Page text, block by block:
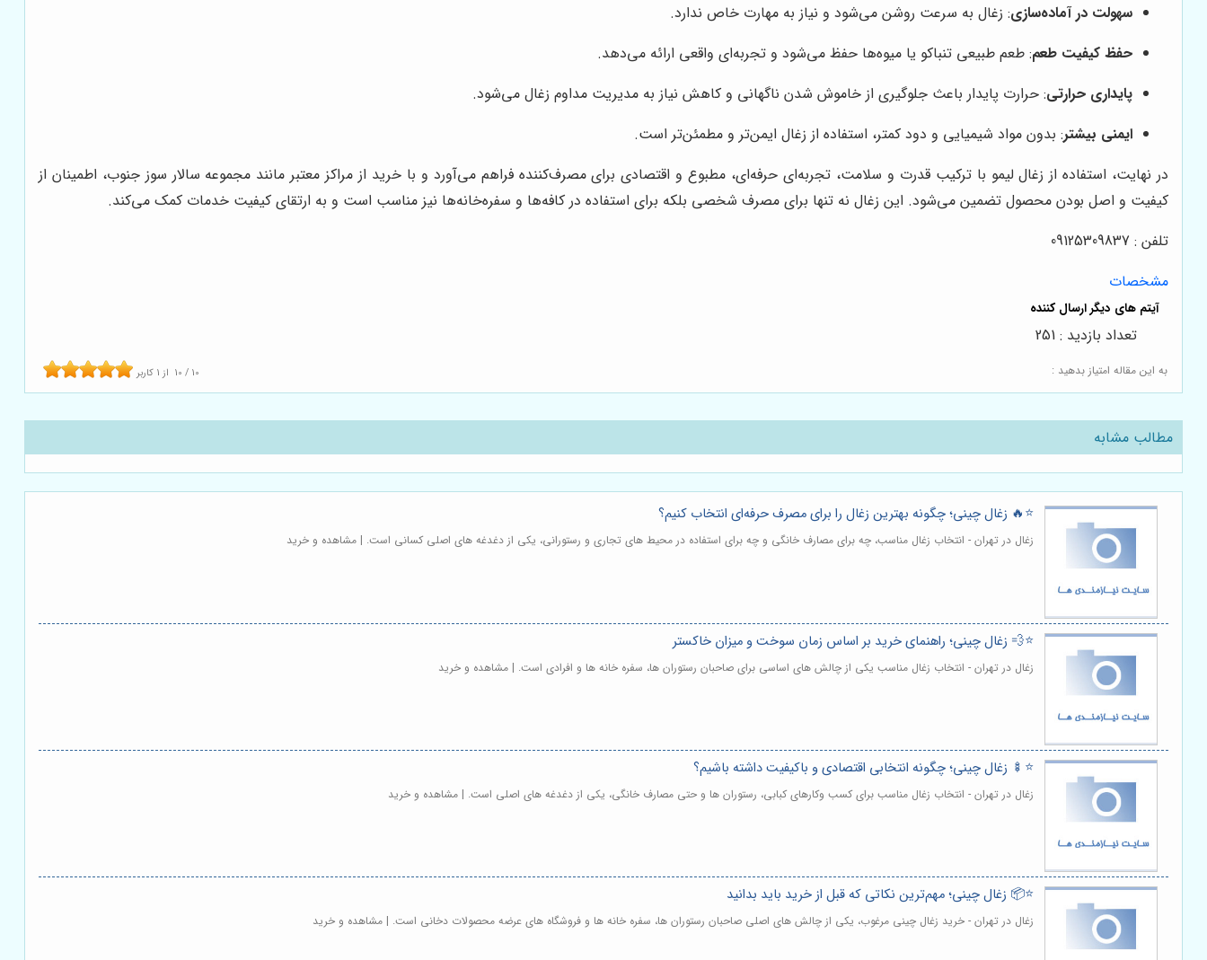
سهولت در آماده‌سازی: زغال به سرعت روشن می‌شود و نیاز به مهارت خاص ندارد.
حفظ کیفیت طعم: طعم طبیعی تنباکو یا میوه‌ها حفظ می‌شود و تجربه‌ای واقعی ارائه می‌دهد.
پایداری حرارتی: حرارت پایدار باعث جلوگیری از خاموش شدن ناگهانی و کاهش نیاز به مدیریت مداوم زغال می‌شود.
ایمنی بیشتر: بدون مواد شیمیایی و دود کمتر، استفاده از زغال ایمن‌تر و مطمئن‌تر است.
در نهایت، استفاده از زغال لیمو با ترکیب قدرت و سلامت، تجربه‌ای حرفه‌ای، مطبوع و اقتصادی برای مصرف‌کننده فراهم می‌آورد و با خرید از مراکز معتبر مانند مجموعه سالار سوز جنوب، اطمینان از
کیفیت و اصل بودن محصول تضمین می‌شود. این زغال نه تنها برای مصرف شخصی بلکه برای استفاده در کافه‌ها و سفره‌خانه‌ها نیز مناسب است و به ارتقای کیفیت خدمات کمک می‌کند.
تلفن : 09125309837
مشخصات
به این مقاله امتیاز بدهید : 10 / 10 از1 کاربر
تعداد بازدید : 251
مطالب مشابه
⭐️🔥 زغال چینی؛ چگونه بهترین زغال را برای مصرف حرفه‌ای انتخاب کنیم؟
زغال در تهران - انتخاب زغال مناسب، چه برای مصارف خانگی و چه برای استفاده در محیط های تجاری و رستورانی، یکی از دغدغه های اصلی کسانی است. | مشاهده و خرید
⭐️💨 زغال چینی؛ راهنمای خرید بر اساس زمان سوخت و میزان خاکستر
زغال در تهران - انتخاب زغال مناسب یکی از چالش های اساسی برای صاحبان رستوران ها، سفره خانه ها و افرادی است. | مشاهده و خرید
⭐️🍢 زغال چینی؛ چگونه انتخابی اقتصادی و باکیفیت داشته باشیم؟
زغال در تهران - انتخاب زغال مناسب برای کسب وکارهای کبابی، رستوران ها و حتی مصارف خانگی، یکی از دغدغه های اصلی است. | مشاهده و خرید
⭐️📦 زغال چینی؛ مهم‌ترین نکاتی که قبل از خرید باید بدانید
زغال در تهران - خرید زغال چینی مرغوب، یکی از چالش های اصلی صاحبان رستوران ها، سفره خانه ها و فروشگاه های عرضه محصولات دخانی است. | مشاهده و خرید